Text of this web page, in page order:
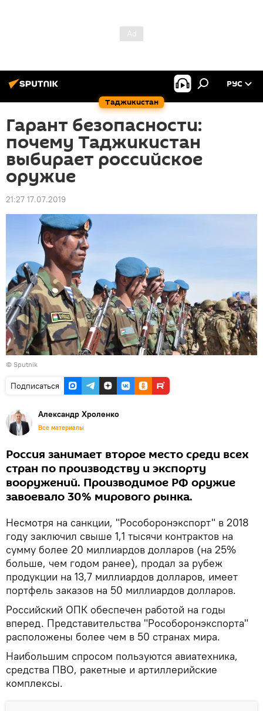
Таджикистан
РУС
Гарант безопасности:
почему Таджикистан
выбирает российское
оружие
21:27 17.07.2019
© Sputnik
Подписаться
Александр Хроленко
Все материалы
Россия занимает второе место среди всех
стран по производству и экспорту
вооружений. Производимое РФ оружие
завоевало 30% мирового рынка.
Несмотря на санкции, "Рособоронэкспорт" в 2018
году заключил свыше 1,1 тысячи контрактов на
сумму более 20 миллиардов долларов (на 25%
больше, чем годом ранее), продал за рубеж
продукции на 13,7 миллиардов долларов, имеет
портфель заказов на 50 миллиардов долларов.
Российский ОПК обеспечен работой на годы
вперед. Представительства "Рособоронэкспорта"
расположены более чем в 50 странах мира.
Наибольшим спросом пользуются авиатехника,
средства ПВО, ракетные и артиллерийские
комплексы.